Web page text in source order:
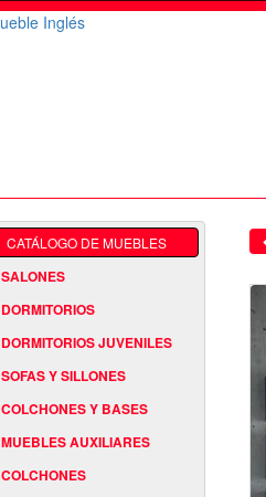
CATÁLOGO DE MUEBLES
SALONES
DORMITORIOS
DORMITORIOS JUVENILES
SOFAS Y SILLONES
COLCHONES Y BASES
MUEBLES AUXILIARES
COLCHONES